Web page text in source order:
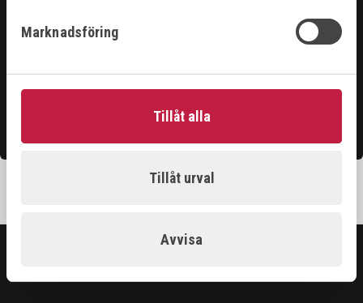
Marknadsföring
Tillåt alla
Tillåt urval
Avvisa
att du ska få ut det bästa ur vårt sortiment.